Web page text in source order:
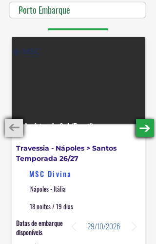
América do Sul (Brasil)
Travessia - Nápoles > Santos
Temporada 26/27
MSC Divina
Nápoles - Itália
18 noites / 19 dias
Datas de embarque
disponíveis
29/10/2026